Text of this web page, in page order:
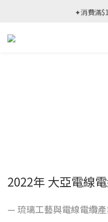
春日限定體驗
✦消費滿
春日限定體驗
2022年 大亞電線
— 琉璃工藝與電線電纜